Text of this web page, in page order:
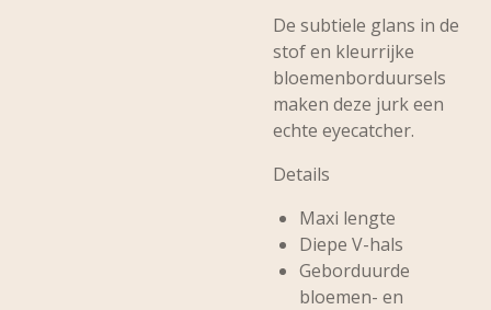
De subtiele glans in de
stof en kleurrijke
bloemenborduursels
maken deze jurk een
echte eyecatcher.
Details
Maxi lengte
Diepe V-hals
Geborduurde
bloemen- en